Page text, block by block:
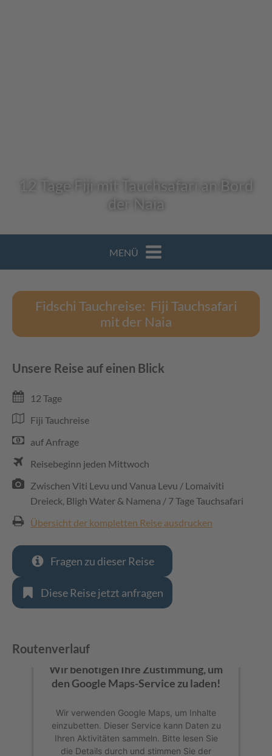
12 Tage Fiji mit Tauchsafari an Bord
der Naia
MENÜ
Fidschi Tauchreise: Fiji Tauchsafari
mit der Naia
Unsere Reise auf einen Blick
12 Tage
Fiji Tauchreise
auf Anfrage
Reisebeginn jeden Mittwoch
Zwischen Viti Levu und Vanua Levu / Lomaiviti
Dreieck, Bligh Water & Namena / 7 Tage Tauchsafari
Übersicht der kompletten Reise ausdrucken
Fragen zu dieser Reise
Diese Reise jetzt anfragen
Routenverlauf
Wir benötigen Ihre Zustimmung, um
den Google Maps-Service zu laden!
Wir verwenden Google Maps, um Inhalte
einzubetten. Dieser Service kann Daten zu
Ihren Aktivitäten sammeln. Bitte lesen Sie
die Details durch und stimmen Sie der